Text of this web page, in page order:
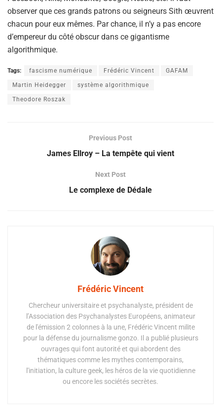
observer que ces grands patrons ou seigneurs Sith œuvrent
chacun pour eux mêmes. Par chance, il n’y a pas encore
d’empereur du côté obscur dans ce gigantisme
algorithmique.
Tags: fascisme numérique Frédéric Vincent GAFAM
Martin Heidegger système algorithmique
Theodore Roszak
Previous Post
James Ellroy – La tempête qui vient
Next Post
Le complexe de Dédale
Frédéric Vincent
Chercheur universitaire et psychanalyste, président de
l’Association des Psychanalystes Européens, animateur
de l'émission 2 colonnes à la une, Frédéric Vincent milite
pour la défense du journalisme gonzo. Il a publié plusieurs
ouvrages qui font autorité et qui abordent des
thématiques comme les mythes contemporains,
l'initiation, la culture geek, les héros de la vie quotidienne
ou encore les sociétés secrètes.